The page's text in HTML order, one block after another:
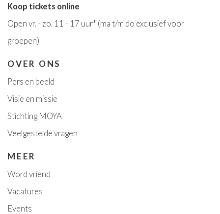
Koop tickets online
Open vr. - zo. 11 - 17 uur* (ma t/m do exclusief voor
groepen)
OVER ONS
Pers en beeld
Visie en missie
Stichting MOYA
Veelgestelde vragen
MEER
Word vriend
Vacatures
Events